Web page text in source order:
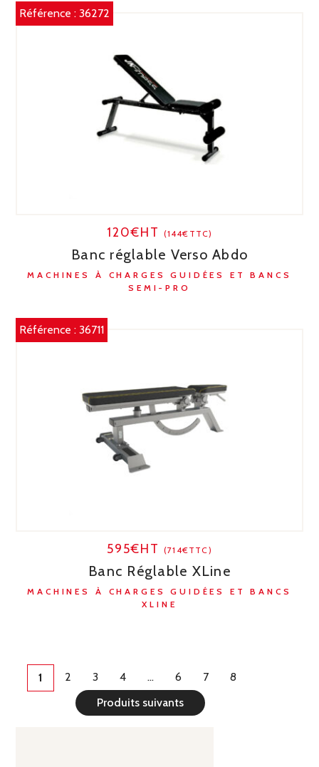
Référence :36272
120€HT (144€TTC)
Banc réglable Verso Abdo
MACHINES À CHARGES GUIDÉES ET BANCS
SEMI-PRO
Référence :36711
595€HT(714€TTC)
Banc Réglable XLine
MACHINES À CHARGES GUIDÉES ET BANCS
XLINE
1 2 3 4 … 6 7
8
Produits suivants